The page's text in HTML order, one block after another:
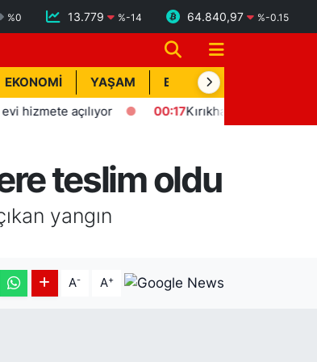
%0 13.779 %-14 64.840,97 %-0.15
EKONOMİ YAŞAM BİK İLAN
açılıyor 00:17 Kırıkhan'da trafik kazası: 1
teslim oldu
yangın
A- A+